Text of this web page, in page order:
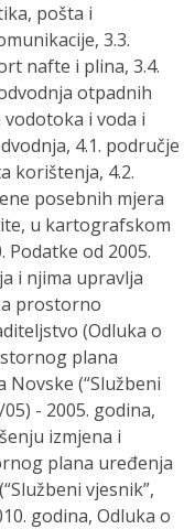
pošta i
3.3.
nafte i plina, 3.4.
otpadnih
i voda i
4.1. područje
korištenja, 4.2.
posebnih mjera
u kartografskom
Podatke od 2005.
i njima upravlja
prostorno
(Odluka o
plana
Novske (“Službeni
- 2005. godina,
izmjena i
plana uređenja
vjesnik”,
godina, Odluka o